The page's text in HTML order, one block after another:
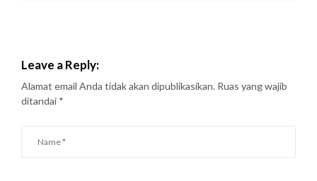
Leave a Reply:
Alamat email Anda tidak akan dipublikasikan. Ruas yang wajib
ditandai *